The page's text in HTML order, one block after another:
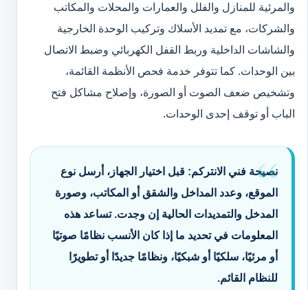
والمرئية للمنازل والفلل والعمارات والمحلات والمكاتب
والشركات، مع تمديد الأسلاك وتركيب الوحدة الخارجية
والشاشات الداخلية وربط القفل الكهربائي وضبط الاتصال
بين الوحدات. كما تتوفر خدمة فحص الأنظمة القائمة،
وتشخيص ضعف الصوت أو الصورة، وإصلاح مشاكل فتح
الباب أو توقف إحدى الوحدات.
نصيحة فني الانتركم: قبل اختيار الجهاز، أرسل نوع
الموقع، وعدد المداخل والشقق أو المكاتب، وصورة
المدخل والتمديدات الحالية إن وجدت. تساعد هذه
المعلومات في تحديد ما إذا كان الأنسب نظامًا صوتيًا
أو مرئيًا، سلكيًا أو شبكيًا، ونظامًا جديدًا أو تطويرًا
للنظام القائم.